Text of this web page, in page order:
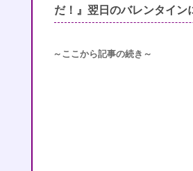
だ！』翌日のバレンタイン
～ここから記事の続き～